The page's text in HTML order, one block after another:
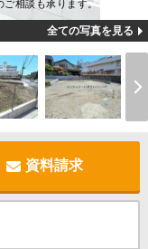
ご相談も承ります。
全ての写真を見る
資料請求